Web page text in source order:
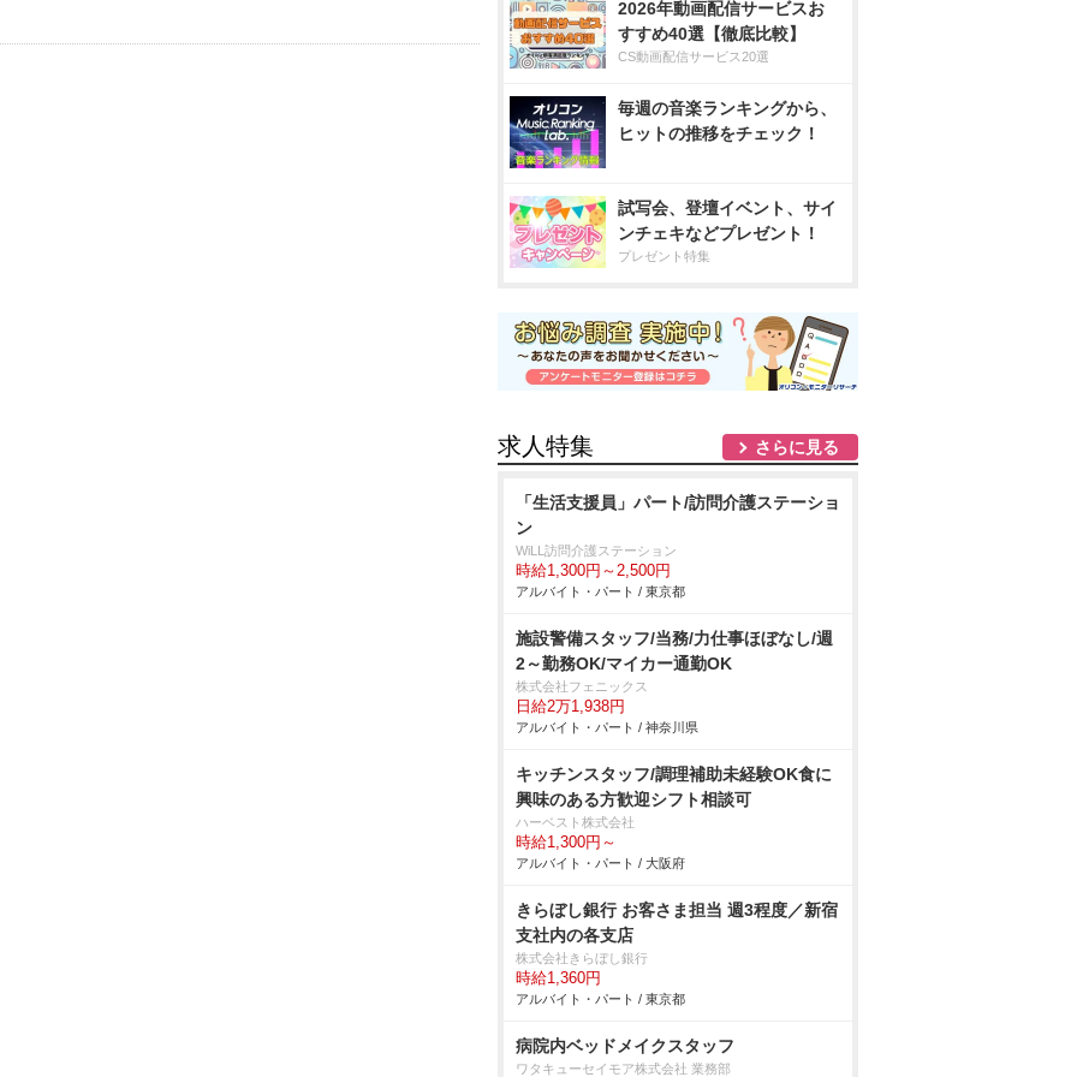
2026年動画配信サービスお
すすめ40選【徹底比較】
CS動画配信サービス20選
毎週の音楽ランキングから、
ヒットの推移をチェック！
試写会、登壇イベント、サイ
ンチェキなどプレゼント！
プレゼント特集
求人特集 さらに見る
「生活支援員」パート/訪問介護ステーショ
ン
WiLL訪問介護ステーション
時給1,300円～2,500円
アルバイト・パート / 東京都
施設警備スタッフ/当務/力仕事ほぼなし/週
2～勤務OK/マイカー通勤OK
株式会社フェニックス
日給2万1,938円
アルバイト・パート / 神奈川県
キッチンスタッフ/調理補助未経験OK食に
興味のある方歓迎シフト相談可
ハーベスト株式会社
時給1,300円～
アルバイト・パート / 大阪府
きらぼし銀行 お客さま担当 週3程度／新宿
支社内の各支店
株式会社きらぼし銀行
時給1,360円
アルバイト・パート / 東京都
病院内ベッドメイクスタッフ
ワタキューセイモア株式会社 業務部